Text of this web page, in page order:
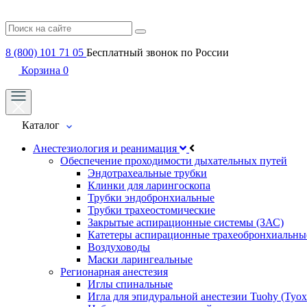
8 (800) 101 71 05 Бесплатный звонок по России
Корзина 0
Каталог
Анестезиология и реанимация
Обеспечение проходимости дыхательных путей
Эндотрахеальные трубки
Клинки для ларингоскопа
Трубки эндобронхиальные
Трубки трахеостомические
Закрытые аспирационные системы (ЗАС)
Катетеры аспирационные
Воздуховоды
Маски ларингеальные
Регионарная анестезия
Иглы спинальные
Игла для эпидуральной анестезии Tuohy